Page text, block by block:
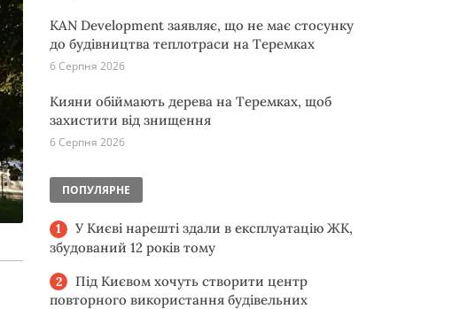
KAN Development заявляє, що не має стосунку
до будівництва теплотраси на Теремках
6 Серпня 2026
Кияни обіймають дерева на Теремках, щоб
захистити від знищення
6 Серпня 2026
ПОПУЛЯРНЕ
У Києві нарешті здали в експлуатацію ЖК,
збудований 12 років тому
Під Києвом хочуть створити центр
повторного використання будівельних